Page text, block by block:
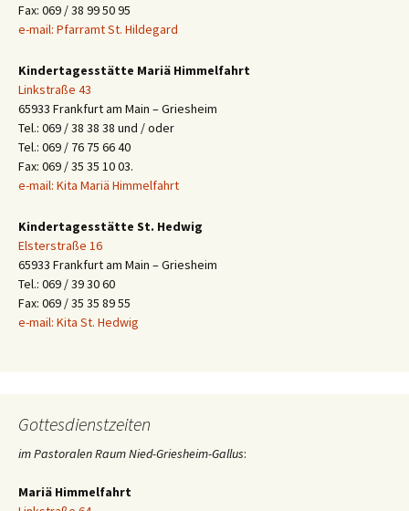
Fax: 069 / 38 99 50 95
e-mail: Pfarramt St. Hildegard
Kindertagesstätte Mariä Himmelfahrt
Linkstraße 43
65933 Frankfurt am Main – Griesheim
Tel.: 069 / 38 38 38 und / oder
Tel.: 069 / 76 75 66 40
Fax: 069 / 35 35 10 03.
e-mail: Kita Mariä Himmelfahrt
Kindertagesstätte St. Hedwig
Elsterstraße 16
65933 Frankfurt am Main – Griesheim
Tel.: 069 / 39 30 60
Fax: 069 / 35 35 89 55
e-mail: Kita St. Hedwig
Gottesdienstzeiten
im Pastoralen Raum Nied-Griesheim-Gallus:
Mariä Himmelfahrt